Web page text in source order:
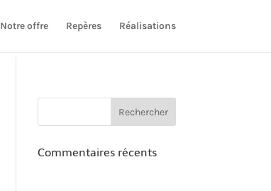
Notre offre Repères Réalisations
Commentaires récents